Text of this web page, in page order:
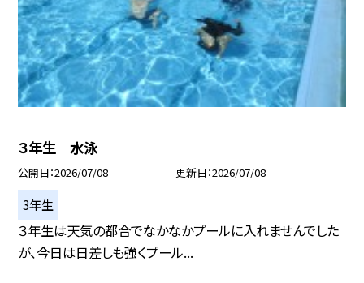
３年生 水泳
公開日 2026/07/08 更新日 2026/07/08
3年生
３年生は天気の都合でなかなかプールに入れませんでした
が、今日は日差しも強くプール...